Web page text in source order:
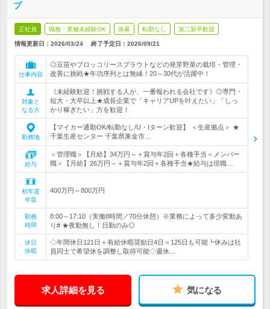
プ
正社員 職種・業種未経験OK 急募 転勤なし 第二新卒歓迎
情報更新日：2026/03/24 終了予定日： 2026/09/21
仕事内容
◎豆苗やブロッコリースプラウトなどの発芽野菜の栽培・管理・
改善に挑戦★年功序列とは無縁！20～30代が活躍中！
対象と
なる方
《未経験歓迎！挑戦する人が、一番報われる会社です》◎専門・
短大・大卒以上★成長企業で「キャリアUPを叶えたい」「しっ
かり稼ぎたい」方を歓迎！
勤務地
【マイカー通勤OK/転勤なし/U・Iターン歓迎】 ＜生産拠点＞ ★
千葉生産センター 千葉県東金市…
給与
＜管理職＞【月給】34万円～＋賞与年2回＋各種手当＜メンバー
職＞【月給】26万円～＋賞与年2回＋各種手当★給与は現職…
初年度
年収
400万円～800万円
勤務
時間
8:00～17:10（実働8時間／70分休憩）※業務によって多少変動あ
り# ★夜勤無し！日勤のみ◎
休日
休暇
◇年間休日121日＋有給休暇奨励日4日＝125日も可能┗休みは社
員同士で希望休を調整し取得可能◇週休…
求人詳細を見る 気になる